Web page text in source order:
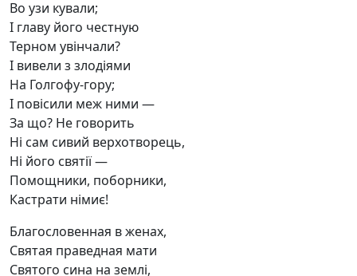
Во узи кували;
І главу його честную
Терном увінчали?
І вивели з злодіями
На Голгофу-гору;
І повісили меж ними —
За що? Не говорить
Ні сам сивий верхотворець,
Ні його святії —
Помощники, поборники,
Кастрати німиє!
Благословенная в женах,
Святая праведная мати
Святого сина на землі,